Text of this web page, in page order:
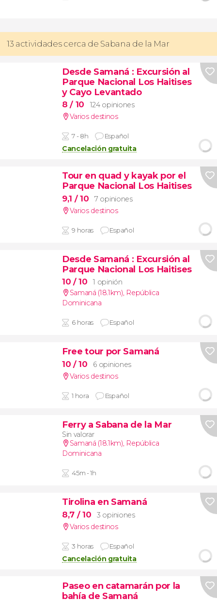
13 actividades cerca de Sabana de la Mar
Desde Samaná : Excursión al
Parque Nacional Los Haitises
y Cayo Levantado
8/ 10
124 opiniones
Varios destinos
7 - 8h Español
Cancelación gratuita
Tour en quad y kayak por el
Parque Nacional Los Haitises
9,1 / 10
7 opiniones
Varios destinos
9 horas Español
Desde Samaná : Excursión al
Parque Nacional Los Haitises
10 / 10
1 opinión
Samaná (18.1km), República
Dominicana
6 horas Español
Free tour por Samaná
10 / 10
6 opiniones
Varios destinos
1 hora Español
Ferry a Sabana de la Mar
Sin valorar
Samaná (18.1km), República
Dominicana
45m - 1h
Tirolina en Samaná
8,7 / 10
3 opiniones
Varios destinos
3 horas Español
Cancelación gratuita
Paseo en catamarán por la
bahía de Samaná